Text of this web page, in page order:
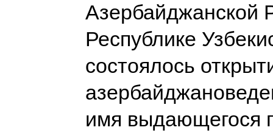
Азербайджанской
Республике
состоялось
имя выдающегося